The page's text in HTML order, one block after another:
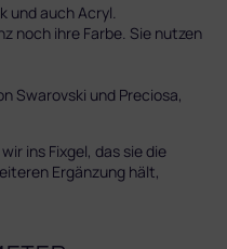
und auch Acryl.
noch ihre Farbe. Sie nutzen
Swarovski und Preciosa,
ins Fixgel, das sie die
Ergänzung hält,